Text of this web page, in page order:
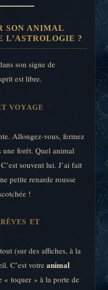
SON ANIMAL
L’ASTROLOGIE ?
son signe de
est libre.
VOYAGE
Allongez-vous, fermez
une forêt. Quel animal
souvent lui. J’ai fait
petite renarde rousse
!
ET
(sur des affiches, à la
C’est votre animal
« toquer » à la porte de